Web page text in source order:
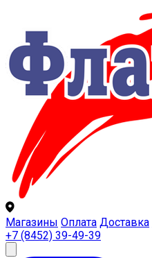
Магазины Оплата Доставка
+7 (8452) 39-49-39